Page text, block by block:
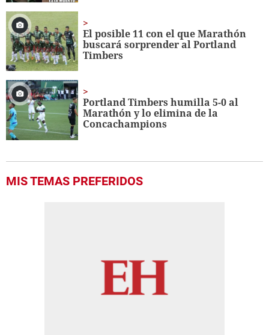
El posible 11 con el que Marathón
buscará sorprender al Portland
Timbers
Portland Timbers humilla 5-0 al
Marathón y lo elimina de la
Concachampions
MIS TEMAS PREFERIDOS